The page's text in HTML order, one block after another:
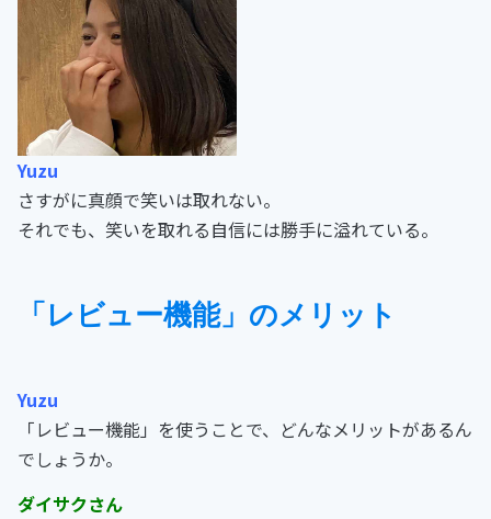
Yuzu
さすがに真顔で笑いは取れない。
それでも、笑いを取れる自信には勝手に溢れている。
「レビュー機能」のメリット
Yuzu
「レビュー機能」を使うことで、どんなメリットがあるん
でしょうか。
ダイサクさん